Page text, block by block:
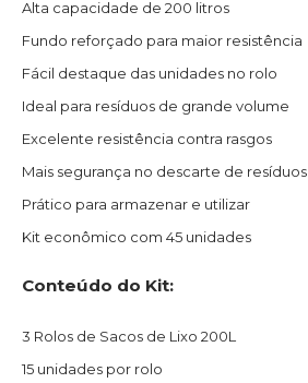
Alta capacidade de 200 litros
Fundo reforçado para maior resistência
Fácil destaque das unidades no rolo
Ideal para resíduos de grande volume
Excelente resistência contra rasgos
Mais segurança no descarte de resíduos
Prático para armazenar e utilizar
Kit econômico com 45 unidades
Conteúdo do Kit:
3 Rolos de Sacos de Lixo 200L
15 unidades por rolo